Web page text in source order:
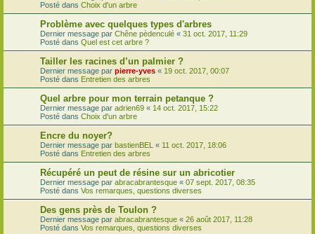
Posté dans Choix d'un arbre
Problème avec quelques types d'arbres
Dernier message par Chêne pèdenculé « 31 oct. 2017, 11:29
Posté dans Quel est cet arbre ?
Tailler les racines d’un palmier ?
Dernier message par pierre-yves « 19 oct. 2017, 00:07
Posté dans Entretien des arbres
Quel arbre pour mon terrain petanque ?
Dernier message par adrien69 « 14 oct. 2017, 15:22
Posté dans Choix d'un arbre
Encre du noyer?
Dernier message par bastienBEL « 11 oct. 2017, 18:06
Posté dans Entretien des arbres
Récupéré un peut de résine sur un abricotier
Dernier message par abracabrantesque « 07 sept. 2017, 08:35
Posté dans Vos remarques, questions diverses
Des gens près de Toulon ?
Dernier message par abracabrantesque « 26 août 2017, 11:28
Posté dans Vos remarques, questions diverses